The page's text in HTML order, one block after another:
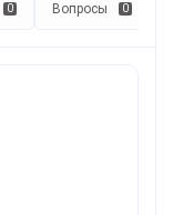
0 Вопросы 0